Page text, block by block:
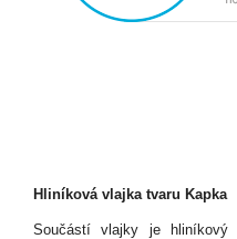
Hliníková vlajka tvaru Kapka
Součástí vlajky je hliníkový